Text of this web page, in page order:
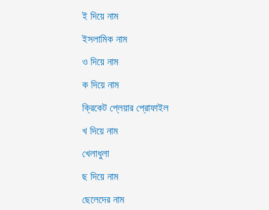
ই দিয়ে নাম
ইসলামিক নাম
ও দিয়ে নাম
ক দিয়ে নাম
ক্রিকেট প্লেয়ার প্রোফাইল
খ দিয়ে নাম
খেলাধুলা
ছ দিয়ে নাম
ছেলেদের নাম